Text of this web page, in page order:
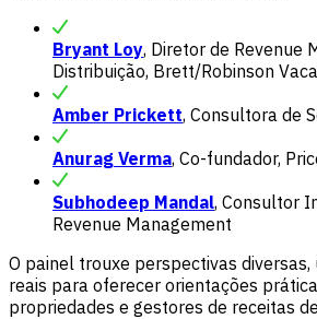
Bryant Loy, Diretor de Revenue
Distribuição, Brett/Robinson
Amber Prickett, Consultora de
Anurag Verma, Co-fundador,
Subhodeep Mandal, Consultor
Revenue Management
O painel trouxe perspectivas diversas,
reais para oferecer orientações
propriedades e gestores de receitas